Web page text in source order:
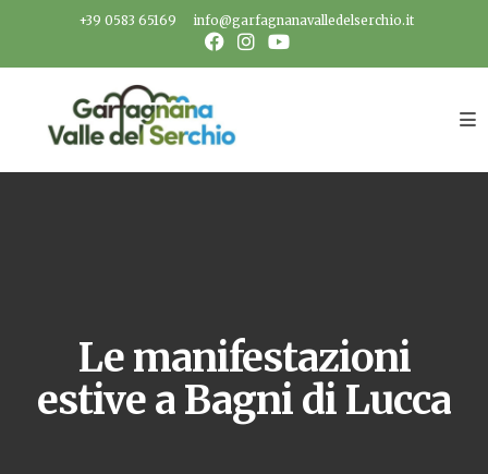
+39 0583 65169 info@garfagnanavalledelserchio.it
Le manifestazioni
estive a Bagni di Lucca